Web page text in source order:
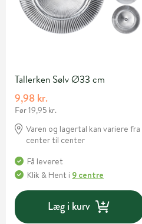
Tallerken Sølv Ø33 cm
9,98 kr.
Før 19,95 kr.
Varen og lagertal kan variere fra
center til center
Få leveret
Klik & Hent i 9 centre
Læg i kurv